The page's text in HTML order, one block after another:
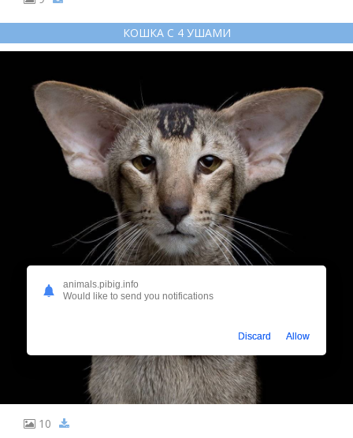
КОШКА С 4 УШАМИ
10
animals.pibig.info
Would like to send you notifications
Discard Allow